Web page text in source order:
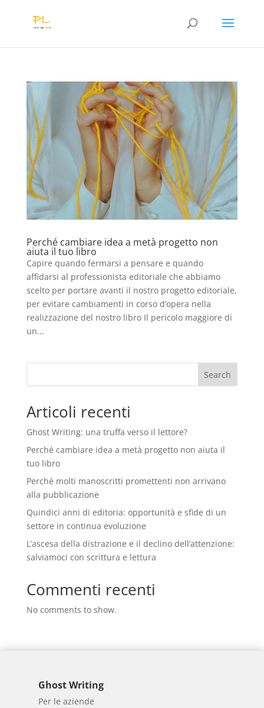
Perché cambiare idea a metà progetto non
aiuta il tuo libro
Capire quando fermarsi a pensare e quando
affidarsi al professionista editoriale che abbiamo
scelto per portare avanti il nostro progetto editoriale,
per evitare cambiamenti in corso d’opera nella
realizzazione del nostro libro Il pericolo maggiore di
un...
Search
Articoli recenti
Ghost Writing: una truffa verso il lettore?
Perché cambiare idea a metà progetto non aiuta il
tuo libro
Perché molti manoscritti promettenti non arrivano
alla pubblicazione
Quindici anni di editoria: opportunità e sfide di un
settore in continua evoluzione
L’ascesa della distrazione e il declino dell’attenzione:
salviamoci con scrittura e lettura
Commenti recenti
No comments to show.
Ghost Writing
Per le aziende